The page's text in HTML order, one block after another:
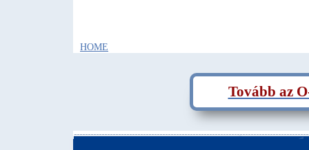
HOME
Tovább az